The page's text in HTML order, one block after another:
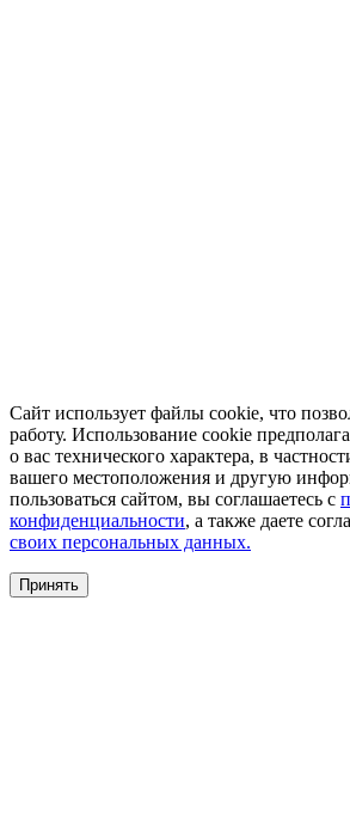
Сайт использует файлы cookie, что
работу. Использование cookie
о вас технического характера, в
вашего местоположения и другую
пользоваться сайтом, вы соглашаетесь с
конфиденциальности, а также даете
своих персональных данных.
Принять